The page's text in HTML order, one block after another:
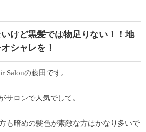
けど黒髪では物足りない！！地
シャレを！
Salonの藤田です。
サロンで人気でして。
も暗めの髪色が素敵な方はかなり多いで